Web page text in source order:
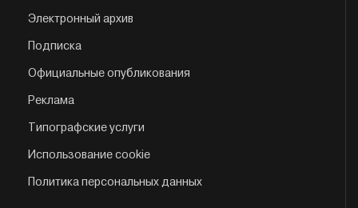
Электронный архив
Подписка
Официальные опубликования
Реклама
Типографские услуги
Использование cookie
Политика персональных данных